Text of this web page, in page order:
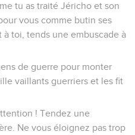
tu as traité Jéricho et son
vous comme butin ses
toi, tends une embuscade à
de guerre pour monter
vaillants guerriers et les fit
! Tendez une
Ne vous éloignez pas trop